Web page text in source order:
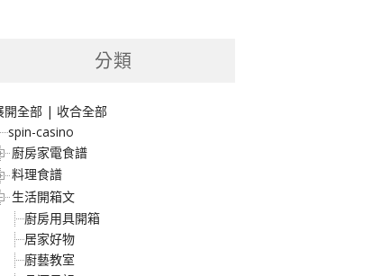
分類
開全部 | 收合全部
spin-casino
廚房家電食譜
料理食譜
生活開箱文
廚房用具開箱
居家好物
廚藝教室